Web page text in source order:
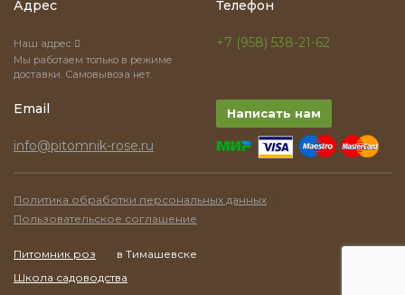
Адрес
Наш адрес
Мы работаем только в режиме
доставки. Самовывоза нет.
Телефон
+7 (958) 538-21-62
Email
info@pitomnik-rose.ru
Написать нам
Политика обработки персональных данных ·
Пользовательское соглашение
Питомник роз
в Тимашевске
Школа садоводства